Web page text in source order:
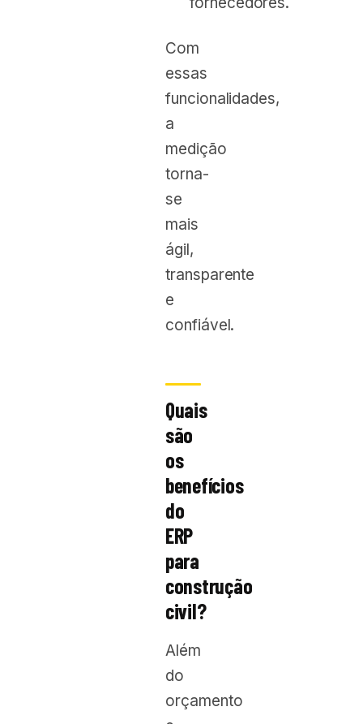
Com
essas
funcionalidades,
a
medição
torna-
se
mais
ágil,
transparente
e
confiável.
Quais
são
os
benefícios
do
ERP
para
construção
civil?
Além
do
orçamento